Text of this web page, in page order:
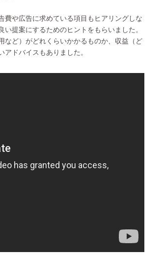
費や広告に求めている項目もヒアリングしな
提案にするためのヒントをもらいました。
など）がどれくらいかかるものか、収益（ど
ドバイスもありました。